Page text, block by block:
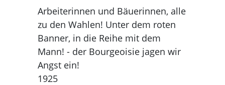
Arbeiterinnen und Bäuerinnen, alle
zu den Wahlen! Unter dem roten
Banner, in die Reihe mit dem
Mann! - der Bourgeoisie jagen wir
Angst ein!
1925